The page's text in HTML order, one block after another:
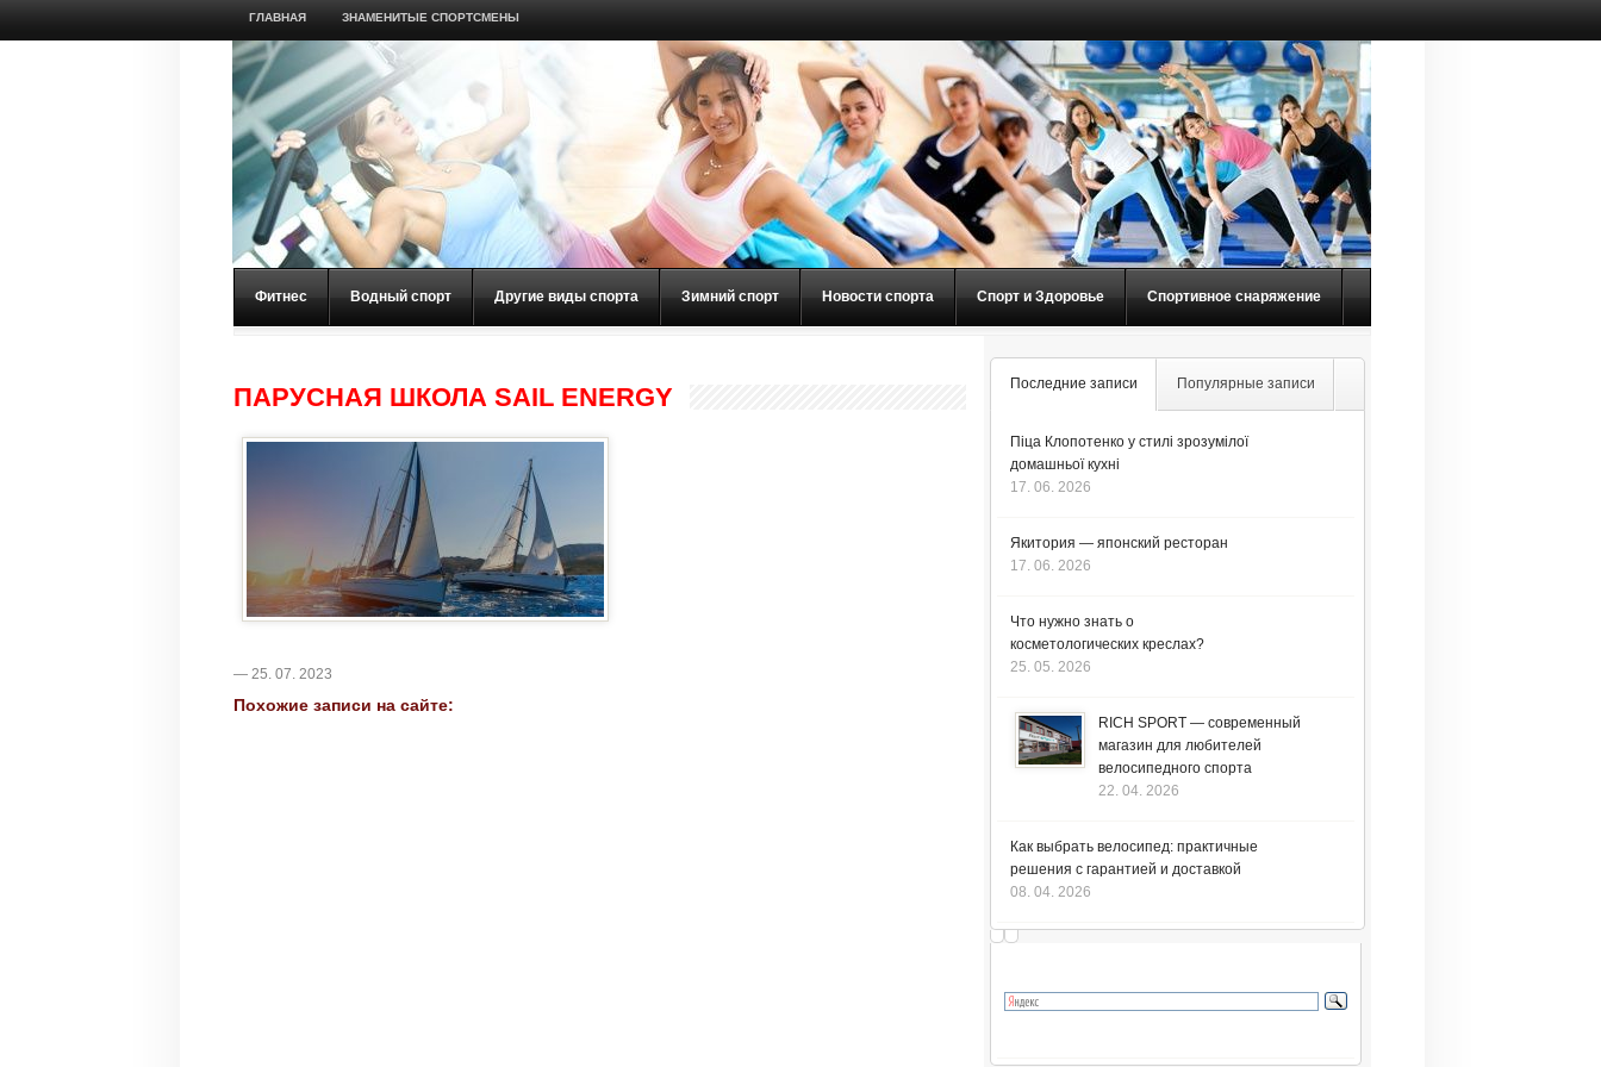
ГЛАВНАЯ ЗНАМЕНИТЫЕ СПОРТСМЕНЫ
Фитнес Водный спорт Другие виды спорта Зимний спорт Новости спорта Спорт и Здоровье Спортивное снаряжение
ПАРУСНАЯ ШКОЛА SAIL ENERGY
— 25. 07. 2023
Похожие записи на сайте:
Последние записи Популярные записи
Піца Клопотенко у стилі зрозумілої
домашньої кухні
17. 06. 2026
Якитория — японский ресторан
17. 06. 2026
Что нужно знать о
косметологических креслах?
25. 05. 2026
RICH SPORT — современный
магазин для любителей
велосипедного спорта
22. 04. 2026
Как выбрать велосипед: практичные
решения с гарантией и доставкой
08. 04. 2026